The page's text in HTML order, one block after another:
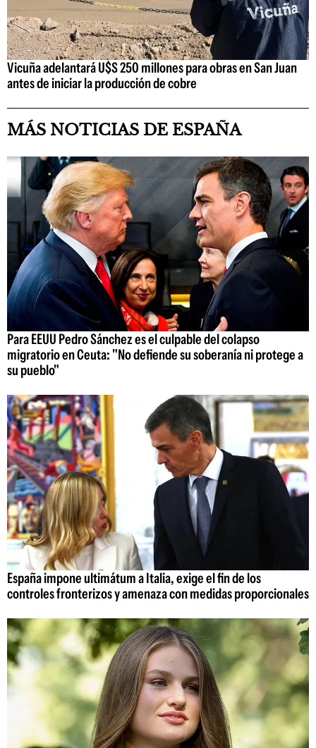
Vicuña adelantará U$S 250 millones para obras en San Juan
antes de iniciar la producción de cobre
MÁS NOTICIAS DE ESPAÑA
Para EEUU Pedro Sánchez es el culpable del colapso
migratorio en Ceuta: "No defiende su soberanía ni protege a
su pueblo"
España impone ultimátum a Italia, exige el fin de los
controles fronterizos y amenaza con medidas proporcionales